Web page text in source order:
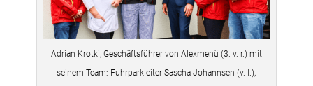
Adrian Krotki, Geschäftsführer von Alexmenü (3. v. r.) mit
seinem Team: Fuhrparkleiter Sascha Johannsen (v. l.),